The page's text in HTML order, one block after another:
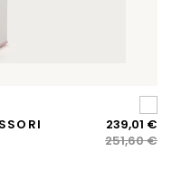
251,60€
239,01 €